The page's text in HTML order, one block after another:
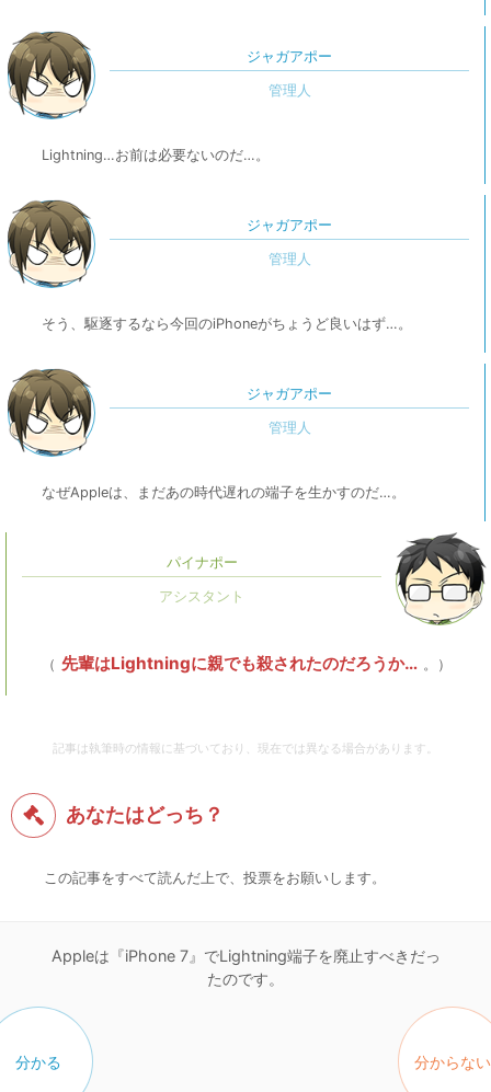
ジャガアポー
Lightning…お前は必要ないのだ…。
ジャガアポー
そう、駆逐するなら今回のiPhoneがちょうど良いはず…。
ジャガアポー
なぜAppleは、まだあの時代遅れの端子を生かすのだ…。
パイナポー
（ 先輩はLightningに親でも殺されたのだろうか… 。）
記事は執筆時の情報に基づいており、現在では異なる場合があります。
あなたはどっち？
この記事をすべて読んだ上で、投票をお願いします。
Appleは『iPhone 7』でLightning端子を廃止すべきだっ
たのです。